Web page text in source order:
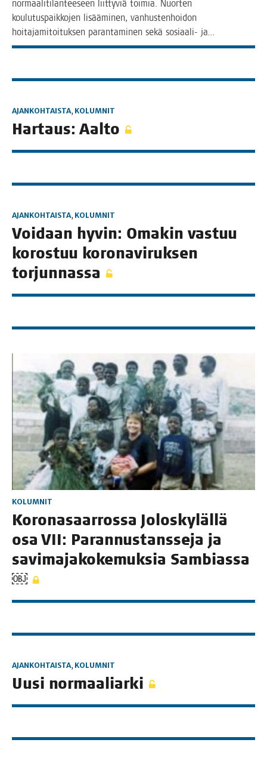
nor­maa­li­ti­lan­tee­seen liit­ty­viä toi­mia. Nuor­ten
kou­lu­tus­paik­ko­jen lisää­mi­nen, van­hus­ten­hoi­don
hoi­ta­ja­mi­toi­tuk­sen paran­ta­mi­nen sekä sosi­aa­­li- ja…
AJANKOHTAISTA, KOLUMNIT
Har­taus: Aalto
AJANKOHTAISTA, KOLUMNIT
Voi­daan hyvin: Oma­kin vas­tuu
koros­tuu koro­na­vi­ruk­sen
torjunnassa
KOLUMNIT
Koro­na­saar­ros­sa Jolos­ky­läl­lä
osa VII: Paran­nus­tans­se­ja ja
savi­ma­ja­ko­ke­muk­sia Sambiassa
￼
AJANKOHTAISTA, KOLUMNIT
Uusi nor­maa­liar­ki